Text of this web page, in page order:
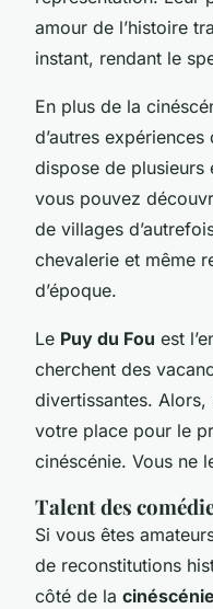
amour de l’histoire
instant, rendant le
En plus de la
d’autres
dispose de plusieurs
vous pouvez
de villages
chevalerie et même
d’époque.
Le Puy du Fou est
cherchent des
divertissantes. Alors,
votre place pour le
cinéscénie. Vous ne
Talent des
Si vous êtes
de reconstitutions
côté de la